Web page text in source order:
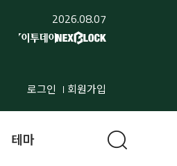
2026.08.07
로그인 회원가입
테마